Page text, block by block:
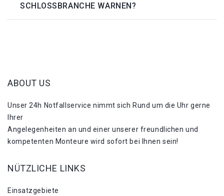
SCHLOSSBRANCHE WARNEN?
ABOUT US
Unser 24h Notfallservice nimmt sich Rund um die Uhr gerne
Ihrer
Angelegenheiten an und einer unserer freundlichen und
kompetenten Monteure wird sofort bei Ihnen sein!
NÜTZLICHE LINKS
Einsatzgebiete